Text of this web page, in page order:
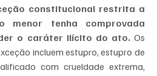
constitucional restrita a
menor tenha comprovada
o caráter ilícito do ato. Os
incluem estupro, estupro de
com crueldade extrema,